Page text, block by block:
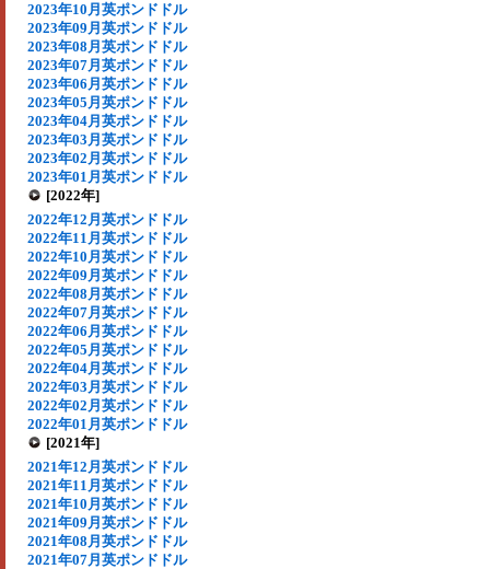
2023年10月英ポンドドル
2023年09月英ポンドドル
2023年08月英ポンドドル
2023年07月英ポンドドル
2023年06月英ポンドドル
2023年05月英ポンドドル
2023年04月英ポンドドル
2023年03月英ポンドドル
2023年02月英ポンドドル
2023年01月英ポンドドル
[2022年]
2022年12月英ポンドドル
2022年11月英ポンドドル
2022年10月英ポンドドル
2022年09月英ポンドドル
2022年08月英ポンドドル
2022年07月英ポンドドル
2022年06月英ポンドドル
2022年05月英ポンドドル
2022年04月英ポンドドル
2022年03月英ポンドドル
2022年02月英ポンドドル
2022年01月英ポンドドル
[2021年]
2021年12月英ポンドドル
2021年11月英ポンドドル
2021年10月英ポンドドル
2021年09月英ポンドドル
2021年08月英ポンドドル
2021年07月英ポンドドル